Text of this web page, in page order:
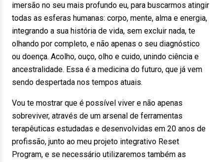
imersão no seu mais profundo eu, para buscarmos atingir
todas as esferas humanas: corpo, mente, alma e energia,
integrando a sua história de vida, sem excluir nada, te
olhando por completo, e não apenas o seu diagnóstico
ou doença. Acolho, ouço, olho e cuido, unindo ciência e
ancestralidade. Essa é a medicina do futuro, que já vem
sendo despertada nos tempos atuais.
Vou te mostrar que é possível viver e não apenas
sobreviver, através de um arsenal de ferramentas
terapêuticas estudadas e desenvolvidas em 20 anos de
profissão, junto ao meu projeto integrativo Reset
Program, e se necessário utilizaremos também as